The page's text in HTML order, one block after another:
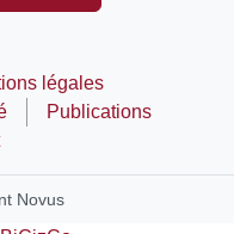
légales
Publications
Novus